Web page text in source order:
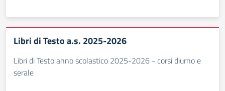
Libri di Testo a.s. 2025-2026
Libri di Testo anno scolastico 2025-2026 - corsi diurno e
serale